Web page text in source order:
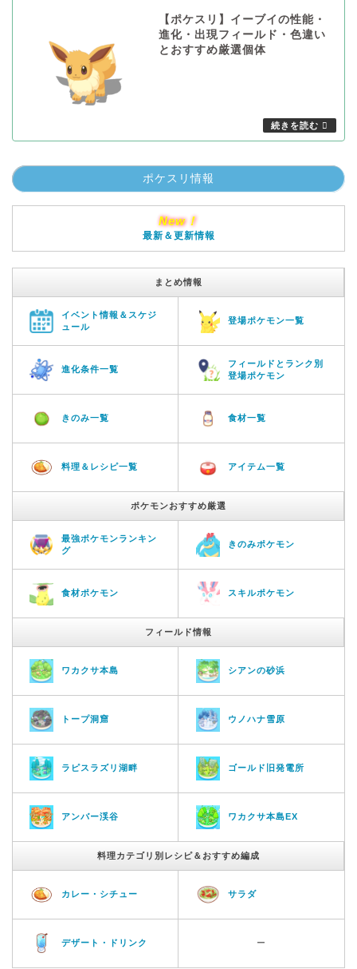
【ポケスリ】イーブイの性能・
進化・出現フィールド・色違い
とおすすめ厳選個体
ポケスリ情報
New！
最新＆更新情報
まとめ情報
イベント情報＆スケジ
ュール
登場ポケモン一覧
進化条件一覧
フィールドとランク別
登場ポケモン
きのみ一覧 食材一覧
料理＆レシピ一覧 アイテム一覧
ポケモンおすすめ厳選
最強ポケモンランキン
グ
きのみポケモン
食材ポケモン スキルポケモン
フィールド情報
ワカクサ本島 シアンの砂浜
トープ洞窟 ウノハナ雪原
ラピスラズリ湖畔 ゴールド旧発電所
アンバー渓谷 ワカクサ本島EX
料理カテゴリ別レシピ＆おすすめ編成
カレー・シチュー サラダ
デザート・ドリンク ー